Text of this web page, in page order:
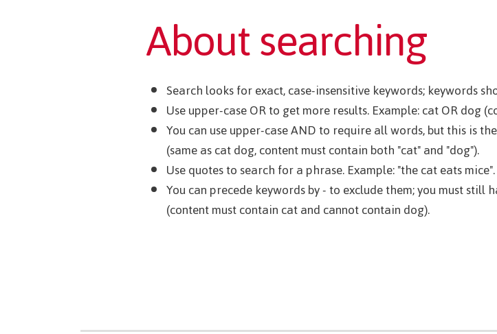
About searching
Search looks for exact, case-insensitive keywords; keywords
Use upper-case OR to get more results. Example: cat OR dog
You can use upper-case AND to require all words, but this is
(same as cat dog, content must contain both "cat" and "dog").
Use quotes to search for a phrase. Example: "the cat eats mice".
You can precede keywords by - to exclude them; you must
(content must contain cat and cannot contain dog).